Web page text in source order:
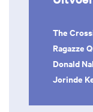
The
Ragazze
Donald
Jorinde